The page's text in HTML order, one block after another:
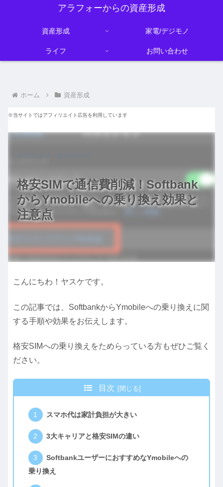
アラフォーからの資産形成
資産形成 家電/デジモノ
ライフ お問い合わせ
ホーム 資産形成
※当サイトではアフィリエイト広告を利用しています
格安SIMで通信費削減！Softbank
からYmobileへの乗り換え効果と
注意点
こんにちわ！ヤスケです。
この記事では、SoftbankからYmobileへの乗り換えに関
する手順や効果をお伝えします。
格安SIMへの乗り換えをためらっている方もぜひご覧く
ださい。
目次
スマホ代は家計負担が大きい
3大キャリアと格安SIMの違い
SoftbankユーザーにおすすめなYmobileへの
乗り換え